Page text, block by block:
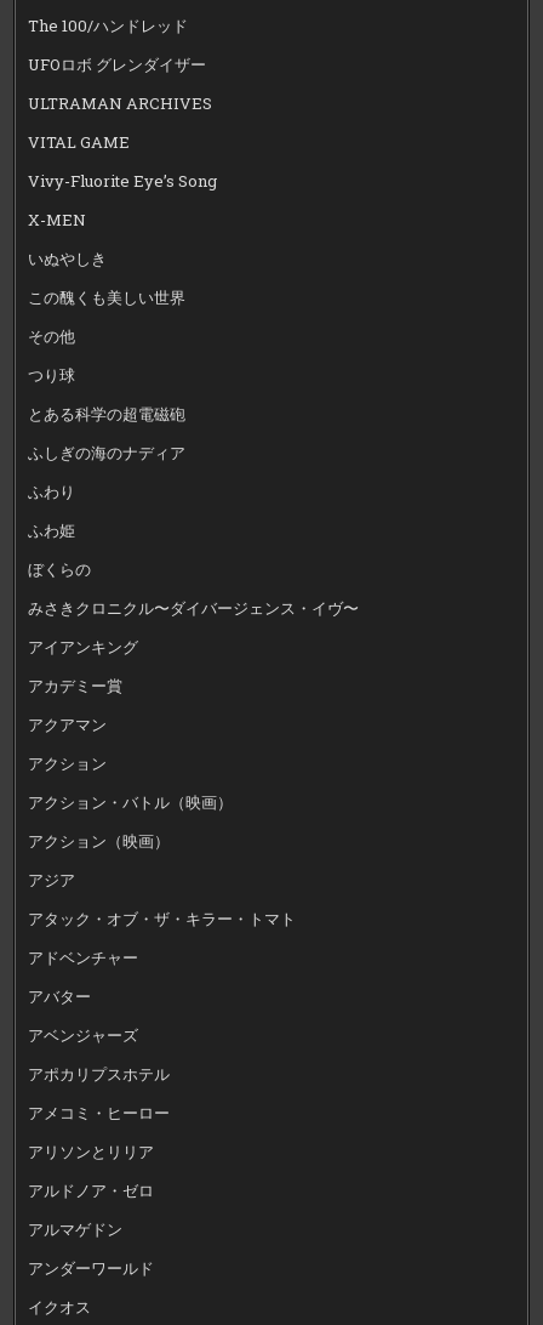
The 100/ハンドレッド
UFOロボ グレンダイザー
ULTRAMAN ARCHIVES
VITAL GAME
Vivy-Fluorite Eye’s Song
X-MEN
いぬやしき
この醜くも美しい世界
その他
つり球
とある科学の超電磁砲
ふしぎの海のナディア
ふわり
ふわ姫
ぼくらの
みさきクロニクル〜ダイバージェンス・イヴ〜
アイアンキング
アカデミー賞
アクアマン
アクション
アクション・バトル（映画）
アクション（映画）
アジア
アタック・オブ・ザ・キラー・トマト
アドベンチャー
アバター
アベンジャーズ
アポカリプスホテル
アメコミ・ヒーロー
アリソンとリリア
アルドノア・ゼロ
アルマゲドン
アンダーワールド
イクオス